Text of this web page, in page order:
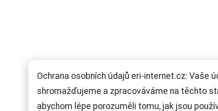
Ochrana osobních údajů eri-internet.cz: Vaše
shromažďujeme a zpracováváme na těchto
abychom lépe porozuměli tomu, jak jsou